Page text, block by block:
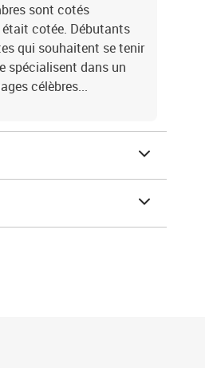
sont cotés
était cotée. Débutants
qui souhaitent se tenir
spécialisent dans un
célèbres...